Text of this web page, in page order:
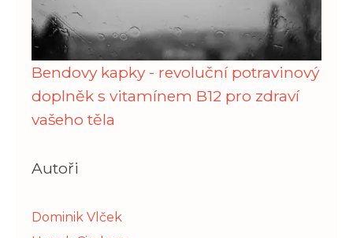
Bendovy kapky - revoluční potravinový
doplněk s vitamínem B12 pro zdraví
vašeho těla
Autoři
Dominik Vlček